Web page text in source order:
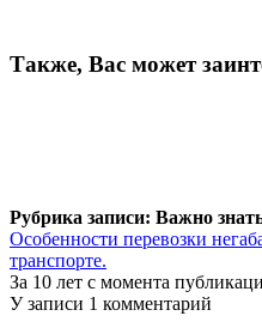
Также, Вас может
Рубрика записи: Важно
Особенности перевозки
транспорте.
За 10 лет с момента
У записи 1 комментарий